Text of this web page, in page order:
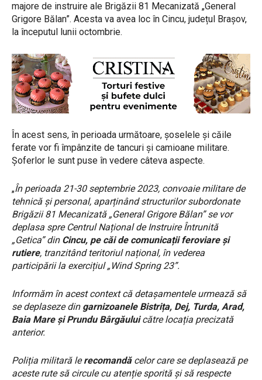
majore de instruire ale Brigăzii 81 Mecanizată „General
Grigore Bălan”. Acesta va avea loc în Cincu, județul Brașov,
la începutul lunii octombrie.
În acest sens, în perioada următoare, șoselele și căile
ferate vor fi împânzite de tancuri și camioane militare.
Șoferlor le sunt puse în vedere câteva aspecte.
„În perioada 21-30 septembrie 2023, convoaie militare de
tehnică și personal, aparținând structurilor subordonate
Brigăzii 81 Mecanizată „General Grigore Bălan” se vor
deplasa spre Centrul Național de Instruire Întrunită
„Getica” din Cincu, pe căi de comunicații feroviare și
rutiere, tranzitând teritoriul național, în vederea
participării la exercițiul „Wind Spring 23”.
Informăm în acest context că detașamentele urmează să
se deplaseze din garnizoanele Bistrița, Dej, Turda, Arad,
Baia Mare și Prundu Bârgăuluicătre locația precizată
anterior.
Poliția militară lerecomandăcelor care se deplasează pe
aceste rute să circule cu atenție sporită și să respecte